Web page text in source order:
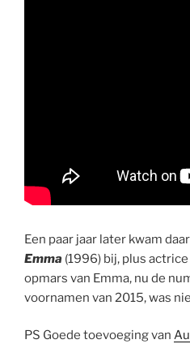
Een paar jaar later kwam
Emma (1996) bij, plus actrice
opmars van Emma, nu de
voornamen van 2015, was
PS Goede toevoeging van